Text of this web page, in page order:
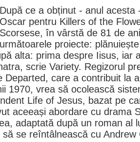
După ce a obținut - anul acesta
Oscar pentru Killers of the
Scorsese, în vârstă de 81 de
următoarele proiecte:
alta: prima despre Iisus, iar
, scrie Variety. Regizorul
Departed, care a contribuit la
1970, vrea să ocolească
Life of Jesus, bazat pe
aceeași abordare cu drama
adaptată după un roman al
se reîntâlnească cu Andrew